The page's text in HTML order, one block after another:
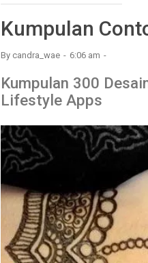
Kumpulan
By candra_wae 6:06 am
Kumpulan 300
Lifestyle Apps